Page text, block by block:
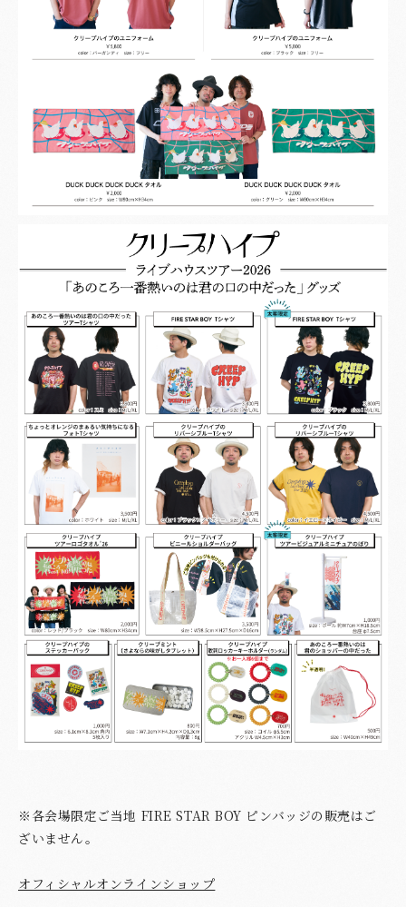
※各会場限定ご当地 FIRE STAR BOY ピンバッジの販売はご
ざいません。
オフィシャルオンラインショップ